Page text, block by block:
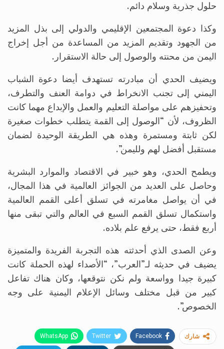
حلول جذرية وسلام دائم.
وكذا دعوة المجتمعين الإقليمي والدولي إلى بذل المزيد
من الجهود وتقديم المزيد من المساعدة من أجل إخراج
اليمن من محنته والوصول إلى حالة الاستقرار.
ويضيف الحدي أن مبادرته تستهدف أيضا دعوة الشباب
اليمني إلى تجنب الانخراط في دوامة العنف والتطرف،
وتحفيزهم على مواصلة التعليم والعمل والإبداع مهما كانت
الظروف، لأن “الوصول إلى القمة يتطلب خطوات صغيرة
لكن ثابتة ومستمرة وهذه هي الطريقة الوحيدة لضمان
مستقبل أفضل لهم ولليمن”.
ويطمح الحدي، وهو خبير في الاقتصاد والموارد البشرية
وحاصل على العديد من الجوائز العالمية في هذا المجال،
في أن يواصل مغامرته في تسلق أعلى القمم العالمية
واستكمال تسلق القمم السبع في العالم والتي تبقى منها
أربع فقط، حتى يرفع علم بلاده.
وعن الصدى الذي أحدثته هذه التجربة الفريدة والمتميزة
يضيف في حديثه لـ”العرب”، “الأصداء لهذه الحملة كانت
كبيرة جيدا وواسعة ولم نكن نتوقعها، وكان هناك تفاعل
كبير من قبل مختلف وسائل الإعلام اليمنية على وجه
الخصوص”.
شارك Facebook
Twitter
WhatsApp